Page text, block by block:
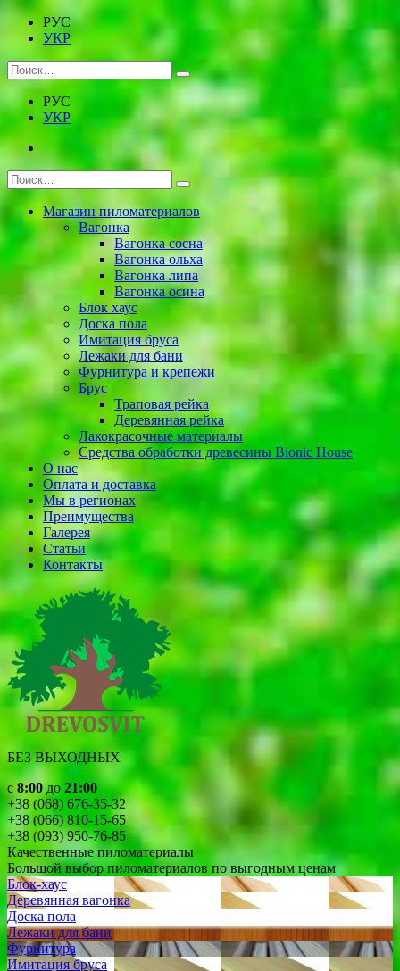
РУС
УКР
РУС
УКР
Магазин пиломатериалов
Вагонка
Вагонка сосна
Вагонка ольха
Вагонка липа
Вагонка осина
Блок хаус
Доска пола
Имитация бруса
Лежаки для бани
Фурнитура и крепежи
Брус
Траповая рейка
Деревянная рейка
Лакокрасочные материалы
Cредства обработки древесины Bionic House
О нас
Оплата и доставка
Мы в регионах
Преимущества
Галерея
Статьи
Контакты
БЕЗ ВЫХОДНЫХ
c 8:00до 21:00
+38 (068) 676-35-32
+38 (066) 810-15-65
+38 (093) 950-76-85
Качественные пиломатериалы
Большой выбор пиломатериалов по выгодным ценам
Блок-хаус
Деревянная вагонка
Доска пола
Лежаки для бани
Фурнитура
Имитация бруса